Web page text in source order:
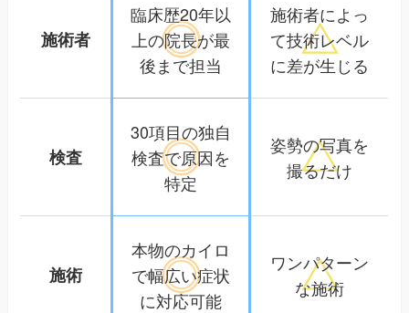
施術者
臨床歴20年以
上の院長が最
後まで担当
施術者によっ
て技術レベル
に差が生じる
検査
30項目の独自
検査で原因を
特定
姿勢の写真を
撮るだけ
施術
本物のカイロ
で幅広い症状
に対応可能
ワンパターン
な施術